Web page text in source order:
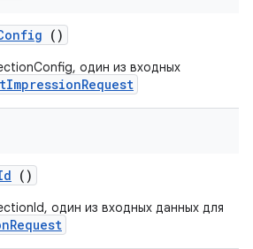
()
один из входных
()
один из входных данных для